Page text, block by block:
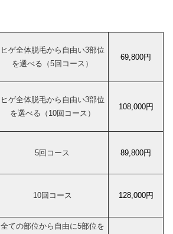
ヒゲ全体脱毛から自由い3部位
を選べる（5回コース）
69,800円
ヒゲ全体脱毛から自由い3部位
を選べる（10回コース）
108,000円
5回コース
89,800円
10回コース 128,000円
全ての部位から自由に5部位を